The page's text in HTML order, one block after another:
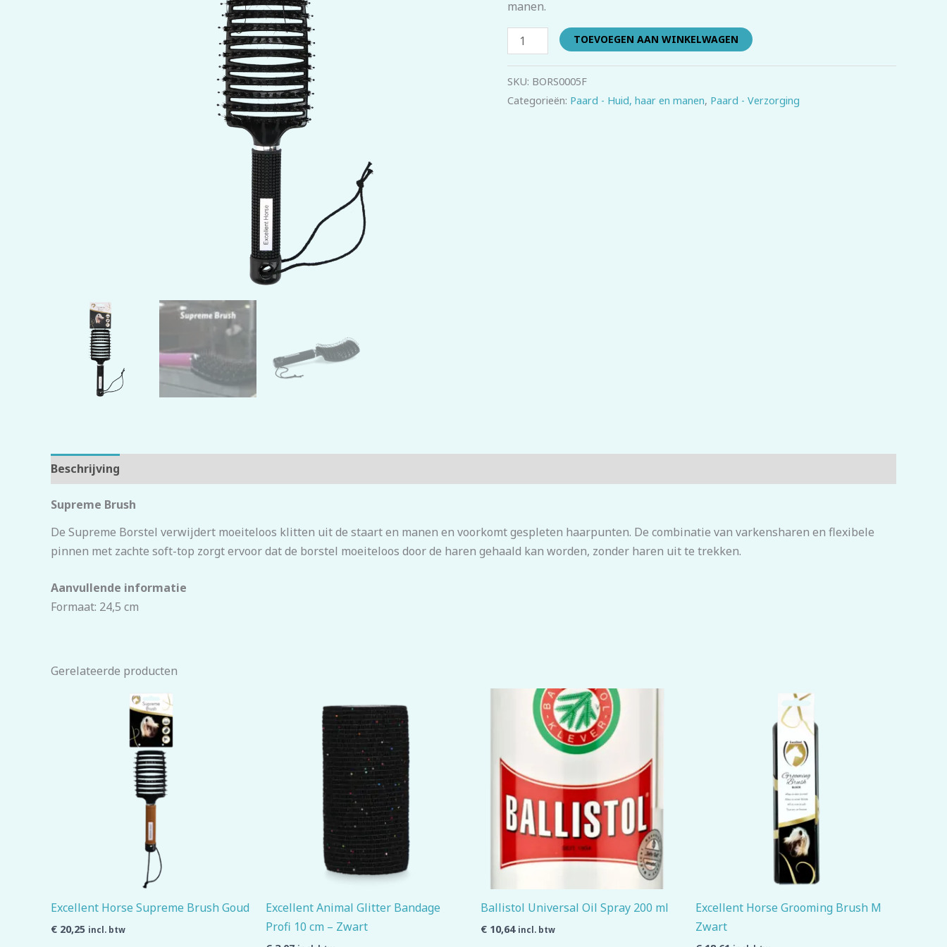
manen.
TOEVOEGEN AAN WINKELWAGEN
SKU: BORS0005F
Categorieën: Paard - Huid, haar en manen, Paard - Verzorging
Beschrijving
Supreme Brush
De Supreme Borstel verwijdert moeiteloos klitten uit de staart en manen en voorkomt gespleten haarpunten. De combinatie van varkensharen en flexibele
pinnen met zachte soft-top zorgt ervoor dat de borstel moeiteloos door de haren gehaald kan worden, zonder haren uit te trekken.
Aanvullende informatie
Formaat: 24,5 cm
Gerelateerde producten
Excellent Horse Supreme Brush Goud
€ 20,25 incl. btw
Excellent Animal Glitter Bandage
Profi 10 cm – Zwart
Ballistol Universal Oil Spray 200 ml
€ 10,64 incl. btw
Excellent Horse Grooming Brush M
Zwart